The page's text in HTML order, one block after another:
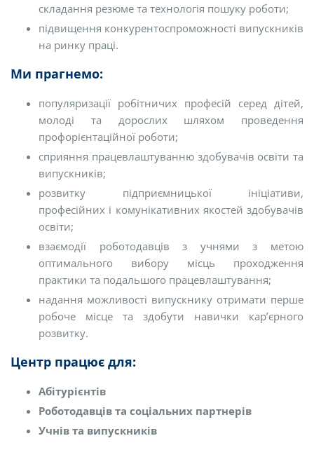
складання резюме та технологія пошуку роботи;
підвищення конкурентоспроможності випускників
на ринку праці.
Ми прагнемо:
популяризації робітничих професій серед дітей,
молоді та дорослих шляхом проведення
профорієнтаційної роботи;
сприяння працевлаштуванню здобувачів освіти та
випускників;
розвитку підприємницької ініціативи,
професійних і комунікативних якостей здобувачів
освіти;
взаємодії роботодавців з учнями з метою
оптимального вибору місць проходження
практики та подальшого працевлаштування;
надання можливості випускнику отримати перше
робоче місце та здобути навички кар’єрного
розвитку.
Центр працює для:
Абітурієнтів
Роботодавців та соціальних партнерів
Учнів та випускників